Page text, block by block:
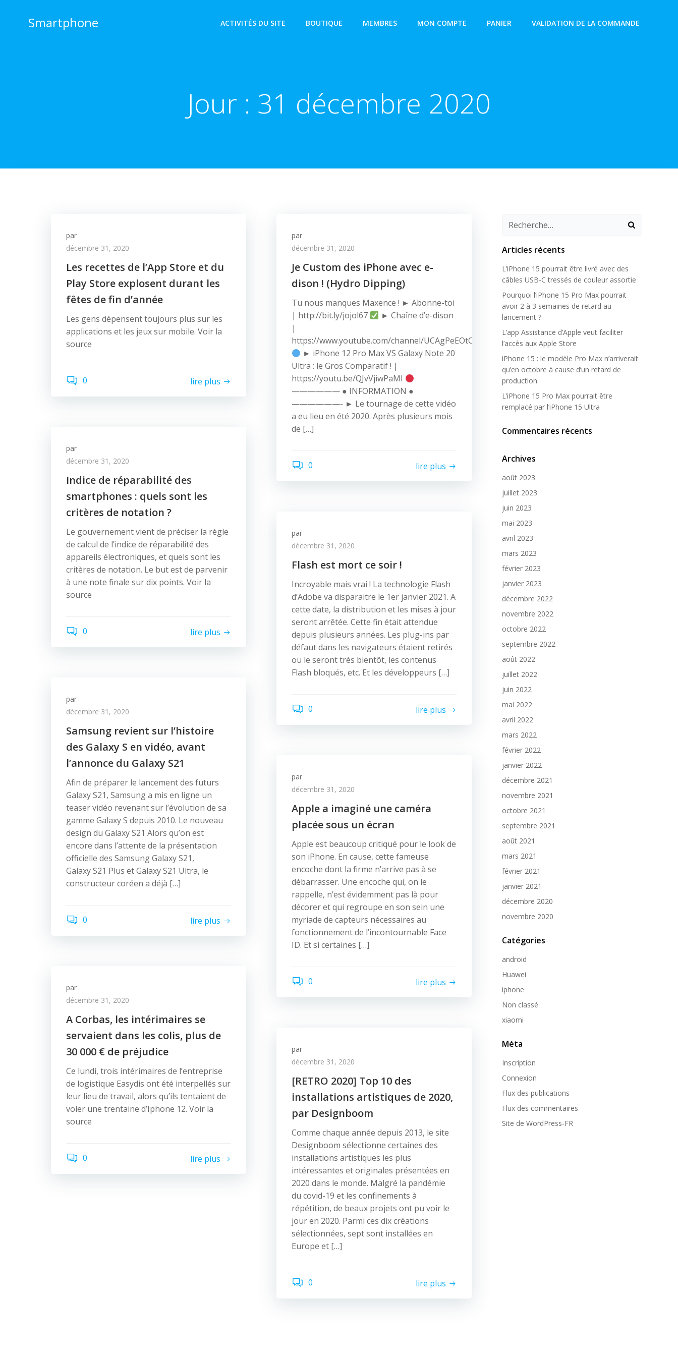
contenuSmartphone ACTIVITÉS DU SITE BOUTIQUE MEMBRES MON COMPTE PANIER VALIDATION DE LA COMMANDE
Jour : 31 décembre 2020
par
décembre 31, 2020
Les recettes de l’App Store et du
Play Store explosent durant les
fêtes de fin d’année
Les gens dépensent toujours plus sur les
applications et les jeux sur mobile. Voir la
source
0 lire plus
par
décembre 31, 2020
Je Custom des iPhone avec e-
dison ! (Hydro Dipping)
Tu nous manques Maxence ! ► Abonne-toi
| http://bit.ly/jojol67
► Chaîne d’e-dison
|
https://www.youtube.com/channel/UCAgPeEOtODOhqwsgUmShnmA
► iPhone 12 Pro Max VS Galaxy Note 20
Ultra : le Gros Comparatif ! |
https://youtu.be/QJvVjiwPaMI
—————— ● INFORMATION ●
——————- ► Le tournage de cette vidéo
a eu lieu en été 2020. Après plusieurs mois
de […]
0 lire plus
par
décembre 31, 2020
Indice de réparabilité des
smartphones : quels sont les
critères de notation ?
Le gouvernement vient de préciser la règle
de calcul de l’indice de réparabilité des
appareils électroniques, et quels sont les
critères de notation. Le but est de parvenir
à une note finale sur dix points. Voir la
source
0 lire plus
par
décembre 31, 2020
Flash est mort ce soir !
Incroyable mais vrai ! La technologie Flash
d’Adobe va disparaitre le 1er janvier 2021. A
cette date, la distribution et les mises à jour
seront arrêtée. Cette fin était attendue
depuis plusieurs années. Les plug-ins par
défaut dans les navigateurs étaient retirés
ou le seront très bientôt, les contenus
Flash bloqués, etc. Et les développeurs […]
0 lire plus
par
décembre 31, 2020
Samsung revient sur l’histoire
des Galaxy S en vidéo, avant
l’annonce du Galaxy S21
Afin de préparer le lancement des futurs
Galaxy S21, Samsung a mis en ligne un
teaser vidéo revenant sur l’évolution de sa
gamme Galaxy S depuis 2010. Le nouveau
design du Galaxy S21 Alors qu’on est
encore dans l’attente de la présentation
officielle des Samsung Galaxy S21,
Galaxy S21 Plus et Galaxy S21 Ultra, le
constructeur coréen a déjà […]
0 lire plus
par
décembre 31, 2020
Apple a imaginé une caméra
placée sous un écran
Apple est beaucoup critiqué pour le look de
son iPhone. En cause, cette fameuse
encoche dont la firme n’arrive pas à se
débarrasser. Une encoche qui, on le
rappelle, n’est évidemment pas là pour
décorer et qui regroupe en son sein une
myriade de capteurs nécessaires au
fonctionnement de l’incontournable Face
ID. Et si certaines […]
0 lire plus
par
décembre 31, 2020
A Corbas, les intérimaires se
servaient dans les colis, plus de
30 000 € de préjudice
Ce lundi, trois intérimaires de l’entreprise
de logistique Easydis ont été interpellés sur
leur lieu de travail, alors qu’ils tentaient de
voler une trentaine d’Iphone 12. Voir la
source
0 lire plus
par
décembre 31, 2020
[RETRO 2020] Top 10 des
installations artistiques de 2020,
par Designboom
Comme chaque année depuis 2013, le site
Designboom sélectionne certaines des
installations artistiques les plus
intéressantes et originales présentées en
2020 dans le monde. Malgré la pandémie
du covid-19 et les confinements à
répétition, de beaux projets ont pu voir le
jour en 2020. Parmi ces dix créations
sélectionnées, sept sont installées en
Europe et […]
0 lire plus
Articles récents
L’iPhone 15 pourrait être livré avec des
câbles USB-C tressés de couleur assortie
Pourquoi l’iPhone 15 Pro Max pourrait
avoir 2 à 3 semaines de retard au
lancement ?
L’app Assistance d’Apple veut faciliter
l’accès aux Apple Store
iPhone 15 : le modèle Pro Max n’arriverait
qu’en octobre à cause d’un retard de
production
L’iPhone 15 Pro Max pourrait être
remplacé par l’iPhone 15 Ultra
Commentaires récents
Archives
août 2023
juillet 2023
juin 2023
mai 2023
avril 2023
mars 2023
février 2023
janvier 2023
décembre 2022
novembre 2022
octobre 2022
septembre 2022
août 2022
juillet 2022
juin 2022
mai 2022
avril 2022
mars 2022
février 2022
janvier 2022
décembre 2021
novembre 2021
octobre 2021
septembre 2021
août 2021
mars 2021
février 2021
janvier 2021
décembre 2020
novembre 2020
Catégories
android
Huawei
iphone
Non classé
xiaomi
Méta
Inscription
Connexion
Flux des publications
Flux des commentaires
Site de WordPress-FR